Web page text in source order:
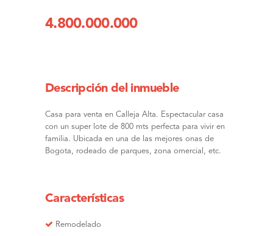
4.800.000.000
Descripción del inmueble
Casa para venta en Calleja Alta. Espectacular casa
con un super lote de 800 mts perfecta para vivir en
familia. Ubicada en una de las mejores onas de
Bogota, rodeado de parques, zona omercial, etc.
Características
Remodelado